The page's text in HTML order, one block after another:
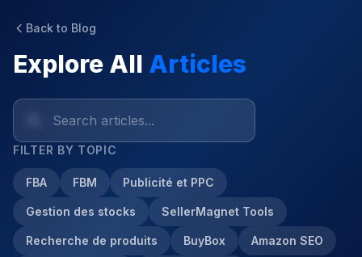
Back to Blog
Explore All Articles
FILTER BY TOPIC
FBA FBM Publicité et PPC
Gestion des stocks SellerMagnet Tools
Recherche de produits BuyBox Amazon SEO